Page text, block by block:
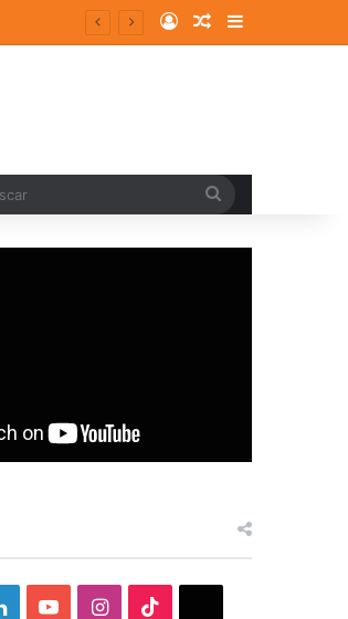
Log InRandom Article
Sidebar
LinkedInYouTubeInstagram